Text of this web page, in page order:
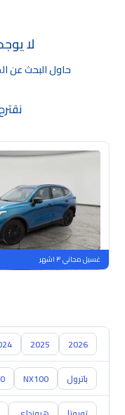
لا
حاول البحث عن
جديدة
ملوحة
غسيل مجاني ٣ اشهر
2026
2025
باترول NX100